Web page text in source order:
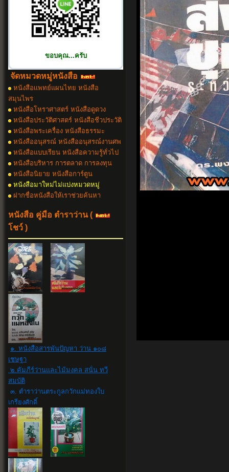
ขอบคุณ...ครับ
จัดหมวดหมู่หนังสือ
หนังสือเเพทย์แผนไทย หนังสือ
สมุนไพร
หนังสือโหราศาสตร์ หนังสือดูดวง
หนังสือประวัติศาสตร์ หนังสือชีวประวัติ
หนังสือพระเครื่อง หนังสือธรรมะ
หนังสืออนุสรณ์ หนังสืออนุสรณ์งานศพ
หนังสือแบบเรียน หนังสือความรู้ทั่วไป
หนังสือบริหาร การตลาด การลงทุน
หนังสือนิยาย หนังสือการ์ตูน
หนังสือมาใหม่ไม่แบ่งหมวดหมู่
ฝากชื่อหนังสือให้เราช่วยค้นหา
หนังสือ คู่มือ ตำราว่าน(
โชว์ )
๑. หนังสือสารพันปัญหา ว่าน ๑๐๘
เชษฐา
๒.คัมภีร์ว่านและไม้มงคล สนั่น ทวี
สมบัติ
๓. ตำราว่านตระกูลกวักแม่ทองใบ
เกรียงศักดิ์